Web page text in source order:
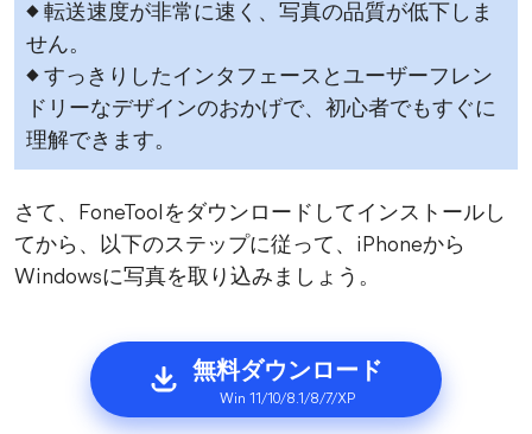
◆ 転送速度が非常に速く、写真の品質が低下しま
せん。
◆ すっきりしたインタフェースとユーザーフレン
ドリーなデザインのおかげで、初心者でもすぐに
理解できます。
さて、FoneToolをダウンロードしてインストールし
てから、以下のステップに従って、iPhoneから
Windowsに写真を取り込みましょう。
無料ダウンロード
Win 11/10/8.1/8/7/XP